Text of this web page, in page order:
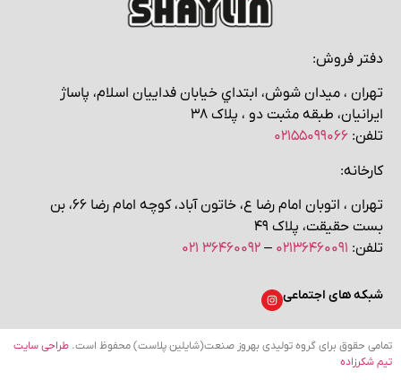
دفتر فروش:
تهران ، میدان شوش، ابتداي خیابان فداییان اسلام، پاساژ
ایرانیان، طبقه مثبت دو ، پلاک ۳۸
تلفن: ۰۲۱۵۵۰۹۹۰۶۶
کارخانه:
تهران ، اتوبان امام رضا ع، خاتون آباد، کوچه‌ امام رضا ۶۶، بن
بست حقیقت، پلاک ۴۹
تلفن: ۰۲۱۳۶۴۶۰۰۹۱ – ۳۶۴۶۰۰۹۲ ۰۲۱
شبکه های اجتماعی
تمامی حقوق برای گروه تولیدی بهروز صنعت(شایلین پلاست) محفوظ است. طراحی سایت
تیم شکرزاده